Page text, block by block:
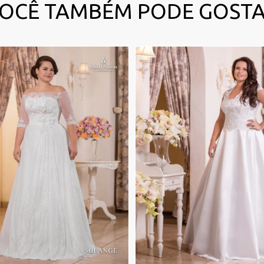
TAMBÉM PODE